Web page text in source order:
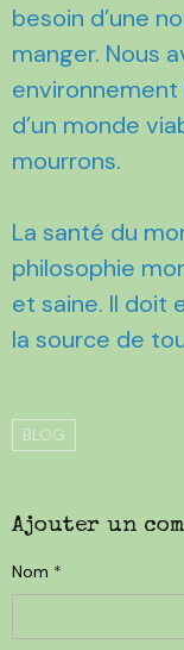
besoin d’une
manger. Nous
environnement
d’un monde
mourrons.
La santé du
philosophie
et saine. Il doit
la source de
BLOG
Ajouter un
Nom